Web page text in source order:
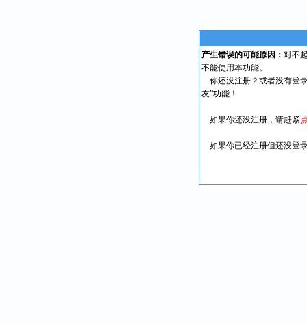
产生错误的可能原因： 对不
不能使用本功能。
你还没注册？或者没有登
友”功能！
如果你还没注册，请赶紧
如果你已经注册但还没登